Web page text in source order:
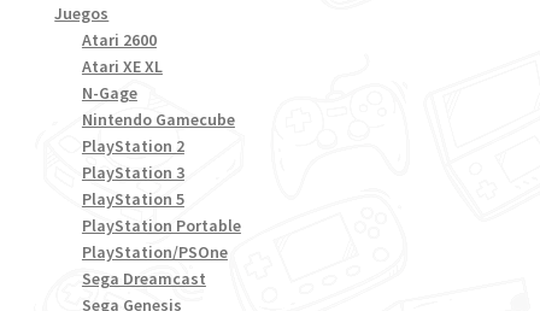
Juegos
Atari 2600
Atari XE XL
N-Gage
Nintendo Gamecube
PlayStation 2
PlayStation 3
PlayStation 5
PlayStation Portable
PlayStation/PSOne
Sega Dreamcast
Sega Genesis